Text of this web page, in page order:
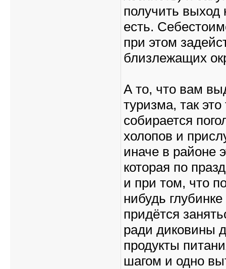
получить выход
есть.
при этом
близлежащих
А то, что вам
туризма, так
собирается
холопов и
иначе в районе
которая по
и при том, что
нибудь
придётся
ради диковины
продукты
шагом и одно